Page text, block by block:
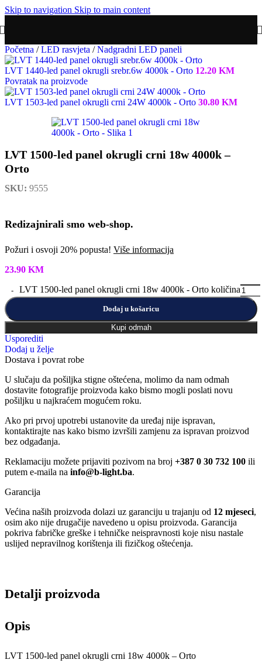
Skip to navigation Skip to main content
Početna / LED rasvjeta / Nadgradni LED paneli
LVT 1440-led panel okrugli srebr.6w 4000k - Orto 12.20 KM
Povratak na proizvode
LVT 1503-led panel okrugli crni 24W 4000k - Orto 30.80 KM
LVT 1500-led panel okrugli crni 18w 4000k –
Orto
SKU: 9555
Redizajnirali smo web-shop.
Požuri i osvoji 20% popusta! Više informacija
23.90 KM
LVT 1500-led panel okrugli crni 18w 4000k - Orto količina
Dodaj u košaricu
Kupi odmah
Usporediti
Dodaj u želje
Dostava i povrat robe
U slučaju da pošiljka stigne oštećena, molimo da nam odmah
dostavite fotografije proizvoda kako bismo mogli poslati novu
pošiljku u najkraćem mogućem roku.
Ako pri prvoj upotrebi ustanovite da uređaj nije ispravan,
kontaktirajte nas kako bismo izvršili zamjenu za ispravan proizvod
bez odgađanja.
Reklamaciju možete prijaviti pozivom na broj +387 0 30 732 100 ili
putem e-maila na info@b-light.ba.
Garancija
Većina naših proizvoda dolazi uz garanciju u trajanju od 12 mjeseci,
osim ako nije drugačije navedeno u opisu proizvoda. Garancija
pokriva fabričke greške i tehničke neispravnosti koje nisu nastale
uslijed nepravilnog korištenja ili fizičkog oštećenja.
Detalji proizvoda
Opis
LVT 1500-led panel okrugli crni 18w 4000k – Orto